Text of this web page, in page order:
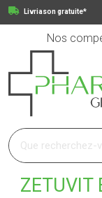
Livriason gratuite*
Nos
Pharmagroupe
ZETUVIT